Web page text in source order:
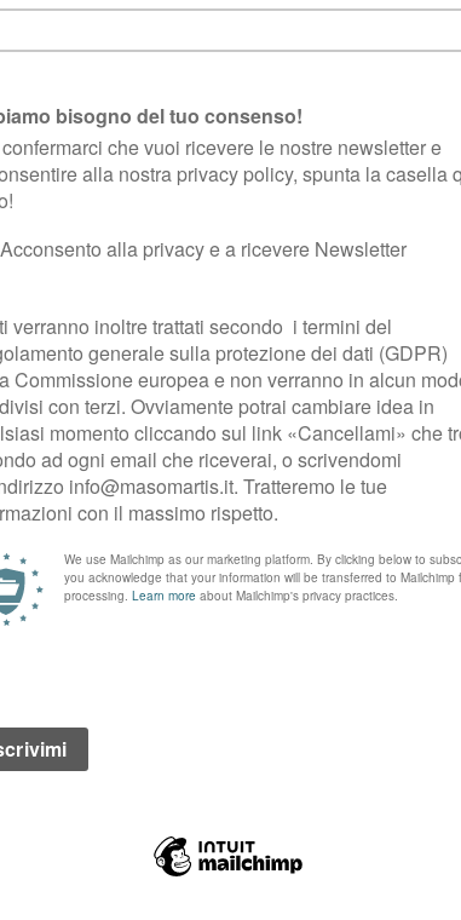
con il
per l’anno 2008, dell’incarico
gemellaggio e di accoglienza di ospiti celebri .
Maso Martis ha condiviso questoonorevole incarico
creando quindi una piccola vetrina della vocazione
MONDO
PROGETTO